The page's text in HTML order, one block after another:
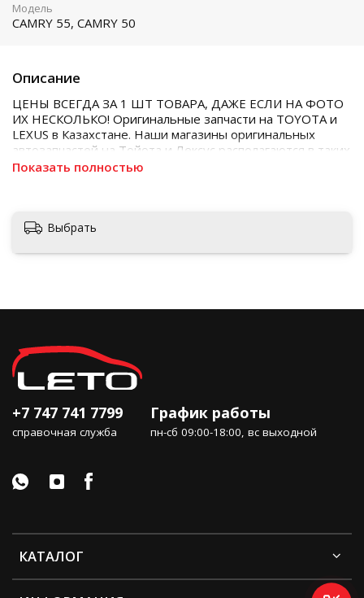
Описание
ЦЕНЫ ВСЕГДА ЗА 1 ШТ ТОВАРА, ДАЖЕ ЕСЛИ НА ФОТО
ИХ НЕСКОЛЬКО! Оригинальные запчасти на TOYOTA и
LEXUS в Казахстане. Наши магазины оригинальных
автозапчастей на Тойота и Лексус располагаются в таких
городах как Алматы, Астана, Шымкент, Кызылорда и
Показать полностью
Модель
CAMRY 55, CAMRY 50
Выбрать
КАТАЛОГ
+7 747 741 7799
справочная служба
График работы
пн-сб 09:00-18:00, вс выходной